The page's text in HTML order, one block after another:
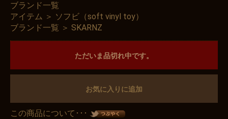
ブランド一覧
アイテム ＞ ソフビ（soft vinyl toy）
ブランド一覧 ＞ SKARNZ
ただいま品切れ中です。
お気に入りに追加
この商品について･･･